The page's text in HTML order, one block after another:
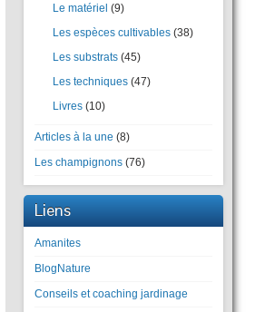
Le matériel (9)
Les espèces cultivables (38)
Les substrats (45)
Les techniques (47)
Livres (10)
Articles à la une (8)
Les champignons (76)
Liens
Amanites
BlogNature
Conseils et coaching jardinage